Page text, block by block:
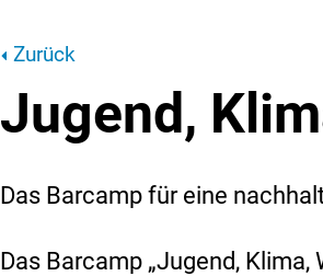
Zurück
Jugend,
Das Barcamp für eine
Das Barcamp „Jugend,